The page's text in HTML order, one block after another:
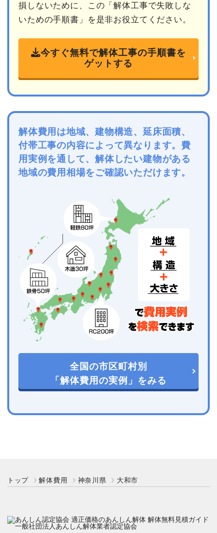
損しないために、この「解体工事で失敗しな
いための手順書」を是非お役立てください。
今すぐ無料で解体工事の手順書を
ゲットする
解体費用は地域、建物構造、延床面積、
付帯工事の内容によって異なります。費
用実例を通して、解体したい建物がある
地域の費用相場をご確認いただけます。
全国の市区町村別
「解体費用の実例」をみる
トップ 解体費用 神奈川県 大和市